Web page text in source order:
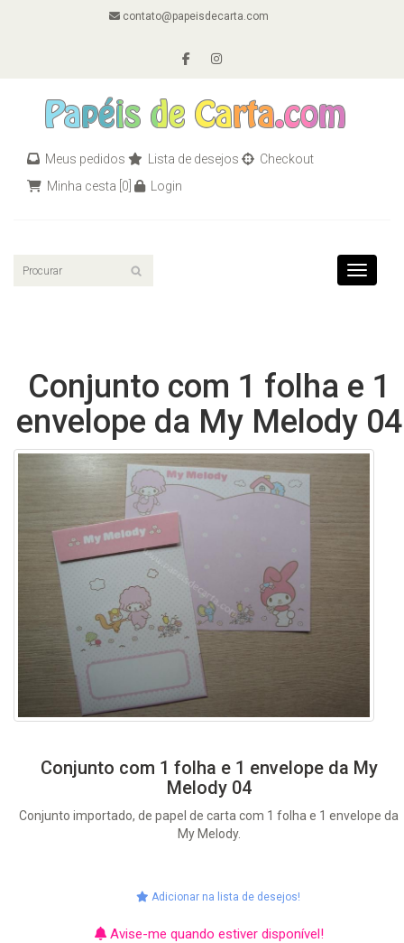
contato@papeisdecarta.com
Meus pedidos Lista de desejos
Checkout
Minha cesta [0] Login
Toggle
Conjunto com 1 folha e 1
envelope da My Melody 04
Conjunto com 1 folha e 1 envelope da My
Melody 04
Conjunto importado, de papel de carta com 1 folha e 1 envelope da
My Melody.
Adicionar na lista de desejos!
Avise-me quando estiver disponível!